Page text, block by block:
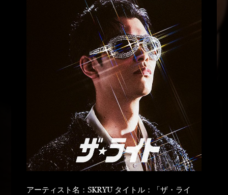
アーティスト名：SKRYU タイトル：「ザ・ライ